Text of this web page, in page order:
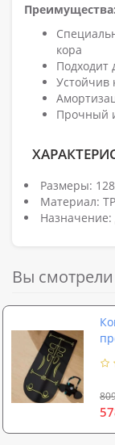
Преимущества:
кора
Подходит
Устойчив
Прочный
Размеры:
Материал:
Назначение:
Вы смотрели